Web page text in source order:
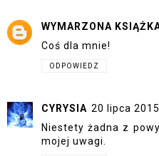
WYMARZONA
Coś dla mnie!
ODPOWIEDZ
CYRYSIA 20 lipca
Niestety żadna z
mojej uwagi.